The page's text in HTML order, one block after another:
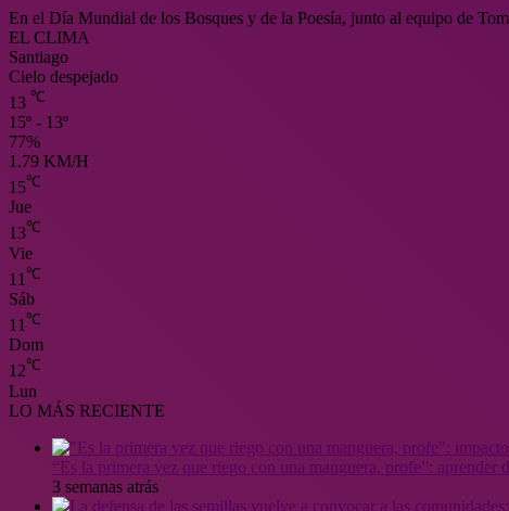
En el Día Mundial de los Bosques y de la Poesía, junto al equipo de
EL CLIMA
Santiago
Cielo despejado
13 ℃
15º - 13º
77%
1.79 KM/H
15℃
Jue
13℃
Vie
11 ℃
Sáb
11 ℃
Dom
12℃
Lun
LO MÁS RECIENTE
“Es la primera vez que riego con una manguera, profe”: aprender
3 semanas atrás